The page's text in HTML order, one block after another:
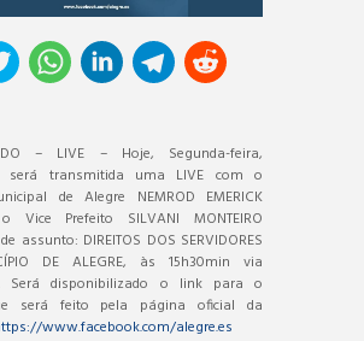
– LIVE – Hoje, Segunda-feira,
será transmitida uma LIVE com o
de Alegre NEMROD EMERICK
Vice Prefeito SILVANI MONTEIRO
de assunto: DIREITOS DOS SERVIDORES
DE ALEGRE, às 15h30min via
Será disponibilizado o link para o
será feito pela página oficial da
www.facebook.com/alegre.es